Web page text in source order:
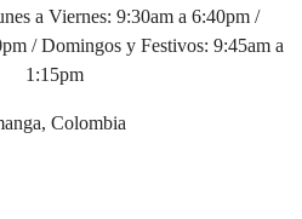
a Viernes: 9:30am a 6:40pm /
/ Domingos y Festivos: 9:45am a
1:15pm
Colombia